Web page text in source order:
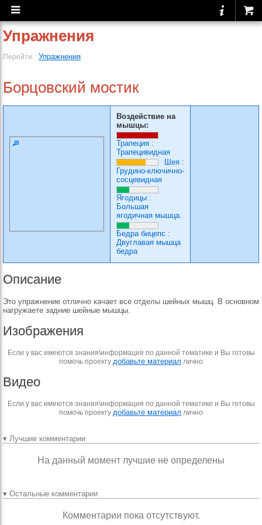
Упражнения
Перейти: Упражнения
Борцовский мостик
Воздействие на
мышцы:
Трапеция :
Трапецивидная
Шея :
Грудино-ключично-
сосцевидная
Ягодицы :
Большая
ягодичная мышца.
Бедра бицепс :
Двуглавая мышца
бедра
Описание
Это упражнение отлично качает все отделы шейных мышц. В основном
нагружаете задние шейные мышцы.
Изображения
Если у вас имеются знания\информация по данной тематике и Вы готовы
помочь проекту добавьте материал лично
Видео
Если у вас имеются знания\информация по данной тематике и Вы готовы
помочь проекту добавьте материал лично
▾ Лучшие комментарии
На данный момент лучшие не определены
▾ Остальные комментарии
Комментарии пока отсутствуют.